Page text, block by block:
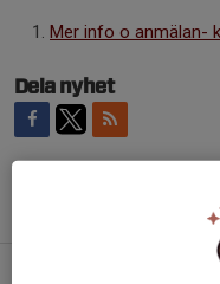
Mer info o anmälan-
Dela nyhet
FARSTA CUPEN